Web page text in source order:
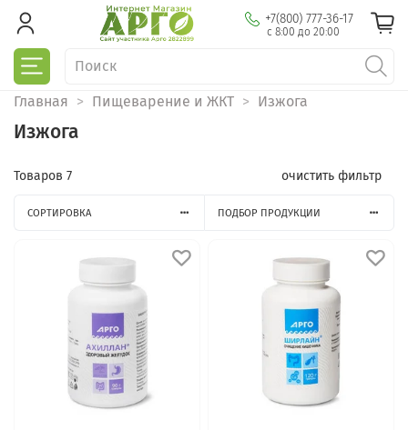
+7(800) 777-36-17
с 8:00 до 20:00
Главная Пищеварение и ЖКТ Изжога
Изжога
Товаров 7 очистить фильтр
СОРТИРОВКА ПОДБОР ПРОДУКЦИИ